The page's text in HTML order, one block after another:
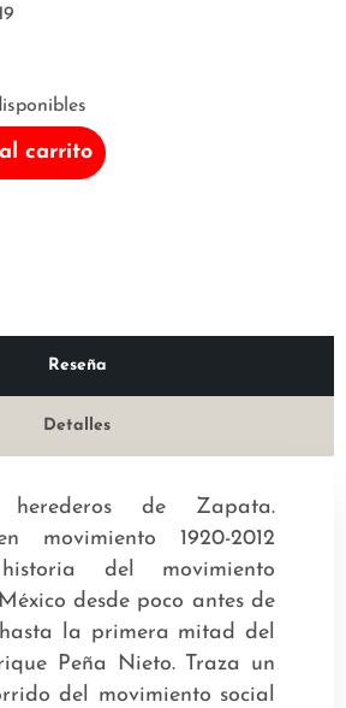
carrito
Reseña
Detalles
herederos de Zapata.
movimiento 1920-2012
del movimiento
desde poco antes de
la primera mitad del
Peña Nieto. Traza un
del movimiento social